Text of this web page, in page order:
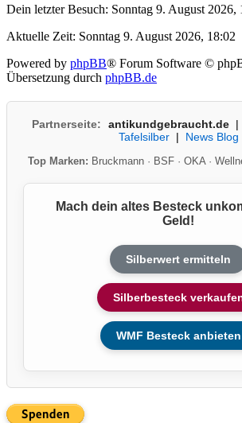
Dein letzter Besuch: Sonntag 9. August 2026,
Aktuelle Zeit: Sonntag 9. August 2026, 18:02
Powered by phpBB® Forum Software ©
Übersetzung durch phpBB.de
Partnerseite: antikundgebraucht.de|
Tafelsilber| News Blog
Top Marken: Bruckmann· BSF· OKA·
Mach dein altes Besteck
Geld!
Silberwert ermitteln
Silberbesteck
WMF Besteck anbieten